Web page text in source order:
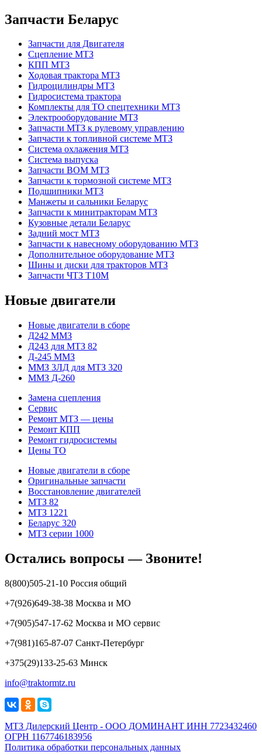
Запчасти Беларус
Запчасти для Двигателя
Сцепление МТЗ
КПП МТЗ
Ходовая трактора МТЗ
Гидроцилиндры МТЗ
Гидросистема трактора
Комплекты для ТО спецтехники МТЗ
Электрооборудование МТЗ
Запчасти МТЗ к рулевому управлению
Запчасти к топливной системе МТЗ
Система охлажения МТЗ
Система выпуска
Запчасти ВОМ МТЗ
Запчасти к тормозной системе МТЗ
Подшипники МТЗ
Манжеты и сальники Беларус
Запчасти к минитракторам МТЗ
Кузовные детали Беларус
Задний мост МТЗ
Запчасти к навесному оборудованию МТЗ
Дополнительное оборудование МТЗ
Шины и диски для тракторов МТЗ
Запчасти ЧТЗ Т10М
Новые двигатели
Новые двигатели в сборе
Д242 ММЗ
Д243 для МТЗ 82
Д-245 ММЗ
ММЗ 3ЛД для МТЗ 320
ММЗ Д-260
Замена сцепления
Сервис
Ремонт МТЗ — цены
Ремонт КПП
Ремонт гидросистемы
Цены ТО
Новые двигатели в сборе
Оригинальные запчасти
Восстановление двигателей
МТЗ 82
МТЗ 1221
Беларус 320
МТЗ серии 1000
Остались вопросы — Звоните!
8(800)505-21-10 Россия общий
+7(926)649-38-38 Москва и МО
+7(905)547-17-62 Москва и МО сервис
+7(981)165-87-07 Санкт-Петербург
+375(29)133-25-63 Минск
info@traktormtz.ru
МТЗ Дилерский Центр - ООО ДОМИНАНТ ИНН 7723432460
ОГРН 1167746183956
Политика обработки персональных данных